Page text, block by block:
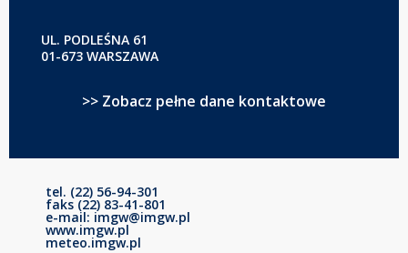
UL. PODLEŚNA 61
01-673 WARSZAWA
>> Zobacz pełne dane kontaktowe
tel. (22) 56-94-301
faks (22) 83-41-801
e-mail: imgw@imgw.pl
www.imgw.pl
meteo.imgw.pl